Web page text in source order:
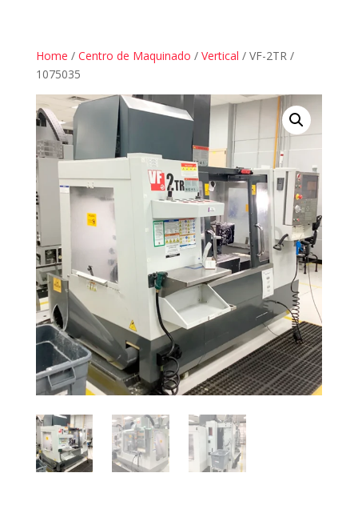
Home / Centro de Maquinado / Vertical / VF-2TR /
1075035